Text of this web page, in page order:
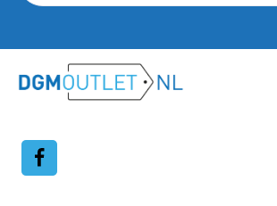
algemene voorwaardenhebt geaccepteerd.